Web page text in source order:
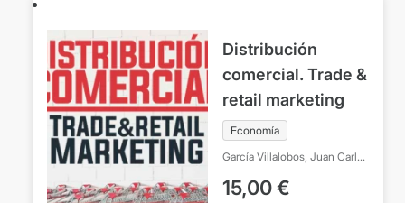
Distribución
comercial. Trade &
retail marketing
Economía
García Villalobos, Juan Carlos
Rodríguez Fuertes, Alfredo
15,00€